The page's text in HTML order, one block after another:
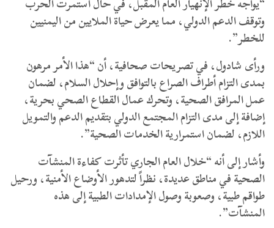
وتوقف الدعم الدولي، مما يعرض حياة الملايين من اليمنيين
للخطر”.
ورأى شادول، في تصريحات صحافية، أن “هذا الأمر مرهون
بمدى التزام أطراف الصراع بالتوافق وإحلال السلام، لضمان
عمل المرافق الصحية، وتحرك عمال القطاع الصحي بحرية،
إضافة إلى مدى التزام المجتمع الدولي بتقديم الدعم والتمويل
اللازم، لضمان استمرارية الخدمات الصحية”.
وأشار إلى أنه “خلال العام الجاري تأثرت كفاءة المنشآت
الصحية في مناطق عديدة، نظراً لتدهور الأوضاع الأمنية، ورحيل
طواقم طبية، وصعوبة وصول الإمدادات الطبية إلى هذه
المنشآت”.